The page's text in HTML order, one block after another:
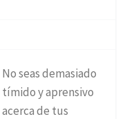
No seas demasiado
tímido y aprensivo
acerca de tus